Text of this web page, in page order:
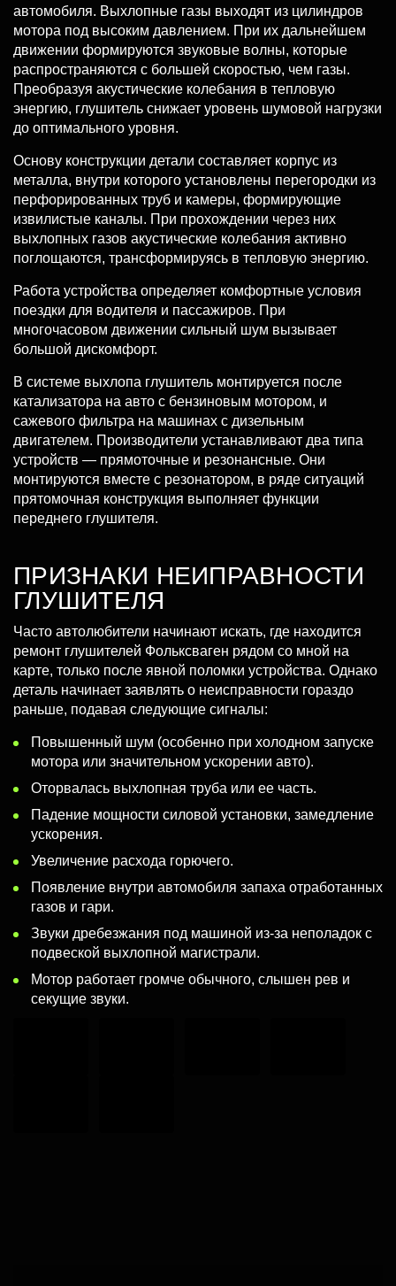
автомобиля. Выхлопные газы выходят из цилиндров
мотора под высоким давлением. При их дальнейшем
движении формируются звуковые волны, которые
распространяются с большей скоростью, чем газы.
Преобразуя акустические колебания в тепловую
энергию, глушитель снижает уровень шумовой нагрузки
до оптимального уровня.
Основу конструкции детали составляет корпус из
металла, внутри которого установлены перегородки из
перфорированных труб и камеры, формирующие
извилистые каналы. При прохождении через них
выхлопных газов акустические колебания активно
поглощаются, трансформируясь в тепловую энергию.
Работа устройства определяет комфортные условия
поездки для водителя и пассажиров. При
многочасовом движении сильный шум вызывает
большой дискомфорт.
В системе выхлопа глушитель монтируется после
катализатора на авто с бензиновым мотором, и
сажевого фильтра на машинах с дизельным
двигателем. Производители устанавливают два типа
устройств — прямоточные и резонансные. Они
монтируются вместе с резонатором, в ряде ситуаций
прятомочная конструкция выполняет функции
переднего глушителя.
ПРИЗНАКИ НЕИПРАВНОСТИ
ГЛУШИТЕЛЯ
Часто автолюбители начинают искать, где находится
ремонт глушителей Фольксваген рядом со мной на
карте, только после явной поломки устройства. Однако
деталь начинает заявлять о неисправности гораздо
раньше, подавая следующие сигналы:
Повышенный шум (особенно при холодном запуске
мотора или значительном ускорении авто).
Оторвалась выхлопная труба или ее часть.
Падение мощности силовой установки, замедление
ускорения.
Увеличение расхода горючего.
Появление внутри автомобиля запаха отработанных
газов и гари.
Звуки дребезжания под машиной из-за неполадок с
подвеской выхлопной магистрали.
Мотор работает громче обычного, слышен рев и
секущие звуки.